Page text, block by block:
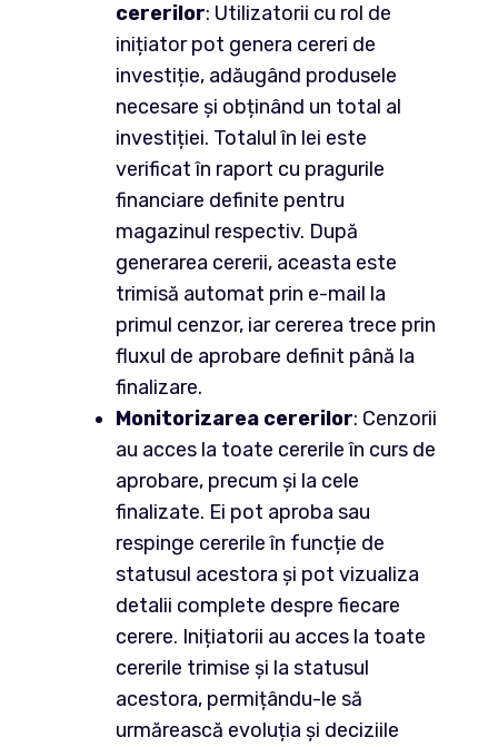
cererilor: Utilizatorii cu rol de
inițiator pot genera cereri de
investiție, adăugând produsele
necesare și obținând un total al
investiției. Totalul în lei este
verificat în raport cu pragurile
financiare definite pentru
magazinul respectiv. După
generarea cererii, aceasta este
trimisă automat prin e-mail la
primul cenzor, iar cererea trece prin
fluxul de aprobare definit până la
finalizare.
Monitorizarea cererilor: Cenzorii
au acces la toate cererile în curs de
aprobare, precum și la cele
finalizate. Ei pot aproba sau
respinge cererile în funcție de
statusul acestora și pot vizualiza
detalii complete despre fiecare
cerere. Inițiatorii au acces la toate
cererile trimise și la statusul
acestora, permițându-le să
urmărească evoluția și deciziile